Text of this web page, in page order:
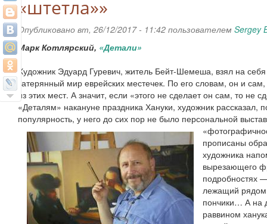
«штетла»»
Опубликовано вт, 26/12/2017 - 11:42 пользователем Sergey
Марк Котлярский, «Детали»
Художник Эдуард Гуревич, житель Бейт-Шемеша, взял на
затерянный мир еврейских местечек. По его словам, он и
из этих мест. А значит, если «этого не сделает он сам, то не
«Деталям» накануне праздника Хануки, художник рассказал,
популярность, у него до сих пор не было персональной
прописаны
художника
вырезающего
подробностях
лежащий рядом
пончики… А на
раввином